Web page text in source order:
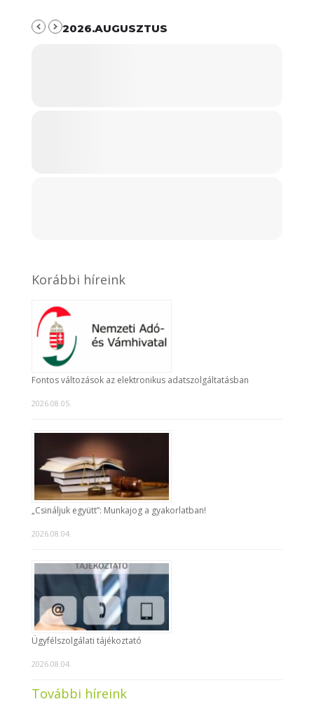
2026.AUGUSZTUS
Korábbi híreink
Fontos változások az elektronikus adatszolgáltatásban
2026.08.05.
„Csináljuk együtt”: Munkajog a gyakorlatban!
2026.08.04.
Ügyfélszolgálati tájékoztató
2026.08.04.
További híreink